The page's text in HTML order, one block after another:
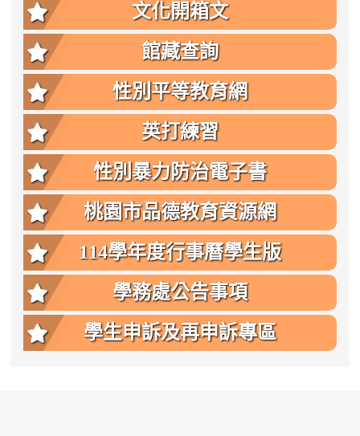
文化開箱文
館藏查詢
性別平等教育網
英打練習
性別暴力防治電子書
桃園市品德教育資源網
114學年度行事曆學生版
學務處公告事項
學生申訴及再申訴專區